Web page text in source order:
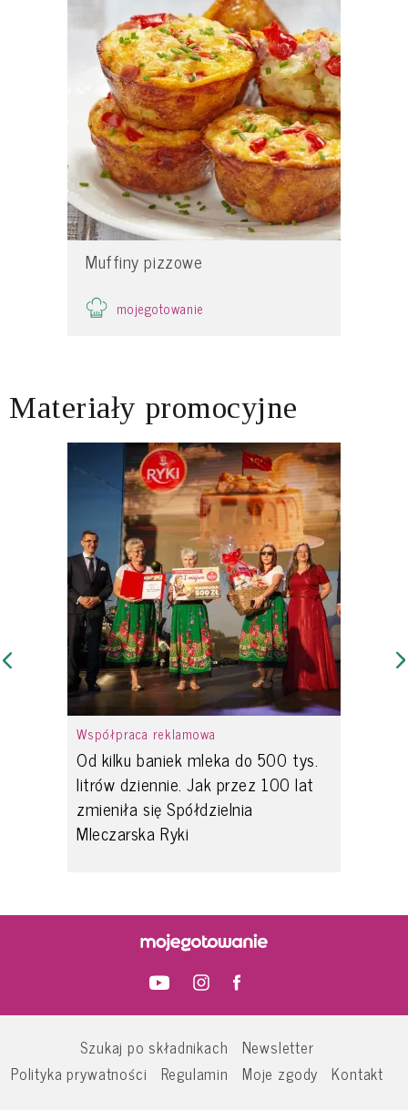
Muffiny pizzowe
mojegotowanie
Materiały promocyjne
Współpraca reklamowa
Od kilku baniek mleka do 500 tys.
litrów dziennie. Jak przez 100 lat
zmieniła się Spółdzielnia
Mleczarska Ryki
Szukaj po składnikach
Newsletter
Polityka prywatności
Regulamin Moje zgody Kontakt